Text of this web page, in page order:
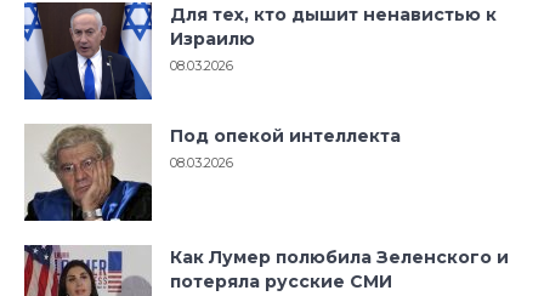
Для тех, кто дышит ненавистью к
Израилю
08.03.2026
Под опекой интеллекта
08.03.2026
Как Лумер полюбила Зеленского и
потеряла русские СМИ